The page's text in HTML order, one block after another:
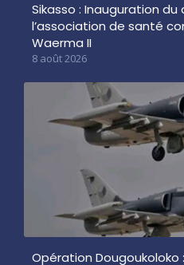
Sikasso : Inauguration
l’association de santé
Waerma II
8 août 2026
Opération